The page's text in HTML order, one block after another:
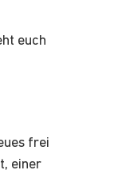
euch
frei
einer